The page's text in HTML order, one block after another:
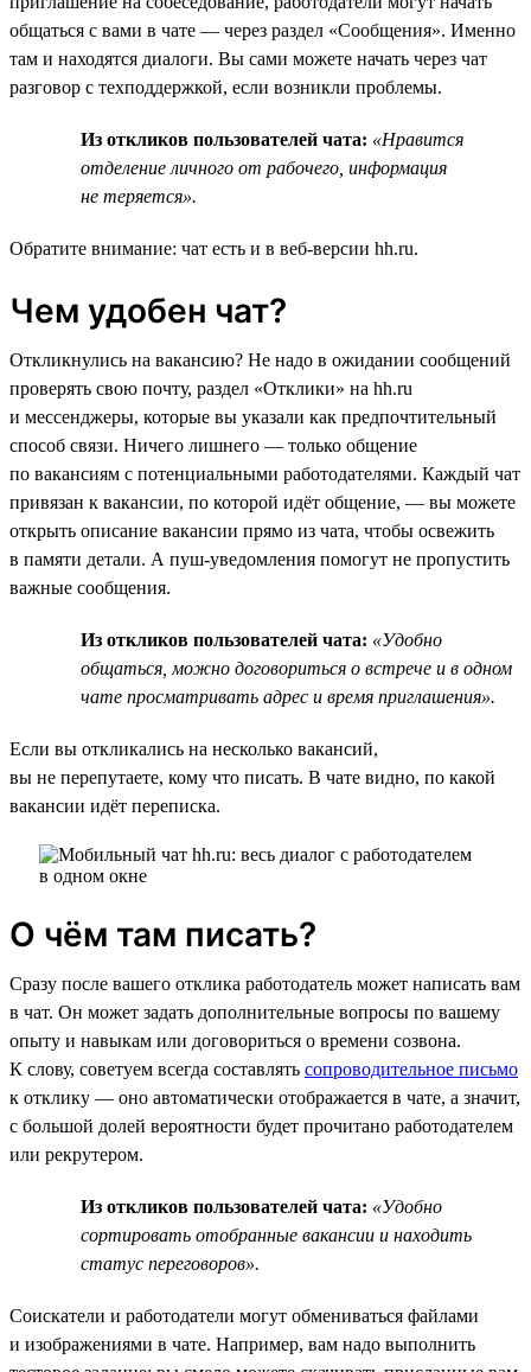
общаться с вами в чате — через раздел «Сообщения». Именно
там и находятся диалоги. Вы сами можете начать через чат
разговор с техподдержкой, если возникли проблемы.
Из откликов пользователей чата: «Нравится
отделение личного от рабочего, информация
не теряется».
Обратите внимание: чат есть и в веб-версии hh.ru.
Чем удобен чат?
Откликнулись на вакансию? Не надо в ожидании сообщений
проверять свою почту, раздел «Отклики» на hh.ru
и мессенджеры, которые вы указали как предпочтительный
способ связи. Ничего лишнего — только общение
по вакансиям с потенциальными работодателями. Каждый чат
привязан к вакансии, по которой идёт общение, — вы можете
открыть описание вакансии прямо из чата, чтобы освежить
в памяти детали. А пуш-уведомления помогут не пропустить
важные сообщения.
Из откликов пользователей чата: «Удобно
общаться, можно договориться о встрече и в одном
чате просматривать адрес и время приглашения».
Если вы откликались на несколько вакансий,
вы не перепутаете, кому что писать. В чате видно, по какой
вакансии идёт переписка.
О чём там писать?
Сразу после вашего отклика работодатель может написать вам
в чат. Он может задать дополнительные вопросы по вашему
опыту и навыкам или договориться о времени созвона.
К слову, советуем всегда составлять сопроводительное письмо
к отклику — оно автоматически отображается в чате, а значит,
с большой долей вероятности будет прочитано работодателем
или рекрутером.
Из откликов пользователей чата: «Удобно
сортировать отобранные вакансии и находить
статус переговоров».
Соискатели и работодатели могут обмениваться файлами
и изображениями в чате. Например, вам надо выполнить